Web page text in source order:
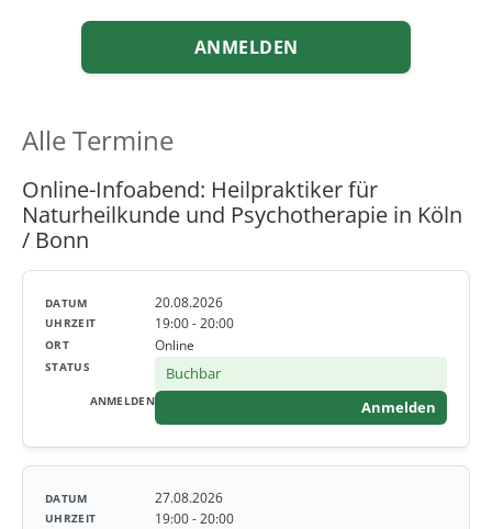
ANMELDEN
Alle Termine
Online-Infoabend: Heilpraktiker für
Naturheilkunde und Psychotherapie in Köln
/ Bonn
20.08.2026
19:00 - 20:00
Online
Buchbar
Anmelden
27.08.2026
19:00 - 20:00